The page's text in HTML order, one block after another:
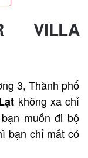
VILLA
3, Thành phố
không xa chỉ
muốn đi bộ
bạn chỉ mất có